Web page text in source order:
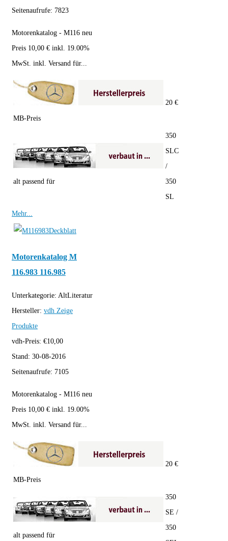
Seitenaufrufe: 7823
Motorenkatalog - M116 neu
Preis 10,00 € inkl. 19.00%
MwSt. inkl. Versand für...
MB-Preis
20 €
alt passend für
350
SLC
/
350
SL
Mehr...
Motorenkatalog M
116.983 116.985
Unterkategorie: AltLiteratur
Hersteller: vdh Zeige
Produkte
vdh-Preis: €10,00
Stand: 30-08-2016
Seitenaufrufe: 7105
Motorenkatalog - M116 neu
Preis 10,00 € inkl. 19.00%
MwSt. inkl. Versand für...
MB-Preis
20 €
alt passend für
350
SE /
350